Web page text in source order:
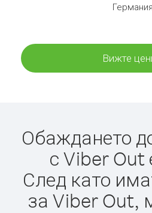
Вижте
Обаждането
с Viber Out
След като
за Viber Out,